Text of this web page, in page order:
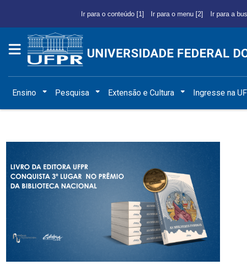
Ir para o conteúdo [1] Ir para o menu [2] Ir para a
UNIVERSIDADE FEDERAL
Ensino Pesquisa Extensão e Cultura Ingresse na